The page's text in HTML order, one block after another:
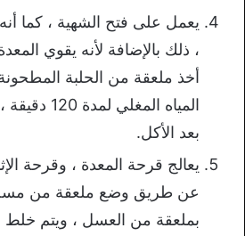
يعمل على فتح الشهية ، كما
، ذلك بالإضافة لأنه يقوي
أخذ ملعقة من الحلبة
المياه
بعد الأكل.
يعالج قرحة المعدة ، وقرحة
عن طريق وضع ملعقة من
بملعقة من العسل ، ويتم خلط